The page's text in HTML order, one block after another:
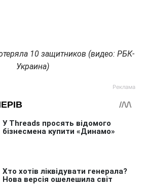
10 защитников (видео: РБК-
Украина)